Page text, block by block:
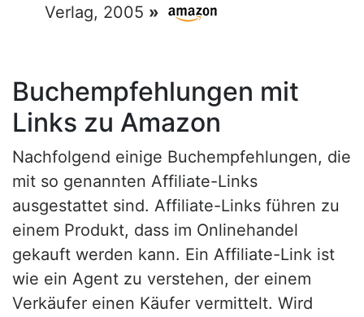
Verlag, 2005 »
Buchempfehlungen mit
Links zu Amazon
Nachfolgend einige Buchempfehlungen, die
mit so genannten Affiliate-Links
ausgestattet sind. Affiliate-Links führen zu
einem Produkt, dass im Onlinehandel
gekauft werden kann. Ein Affiliate-Link ist
wie ein Agent zu verstehen, der einem
Verkäufer einen Käufer vermittelt. Wird